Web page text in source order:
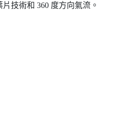
技術和 360 度方向氣流。